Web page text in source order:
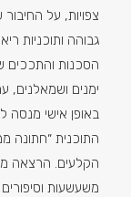
צפויות, על החיבור
גבוהה ותוכניות
הסכנות והתככים
ימנים ושמאלנים,
באופן אישי מנסה
התוכנית ״חתונה
הקלעים. הרצאה
משעשעות